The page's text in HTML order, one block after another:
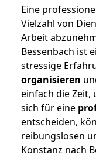
Eine
Vielzahl von
Arbeit
Bessenbach ist
stressige
organisieren
einfach die Zeit,
sich für eine
entscheiden,
reibungslosen
Konstanz nach